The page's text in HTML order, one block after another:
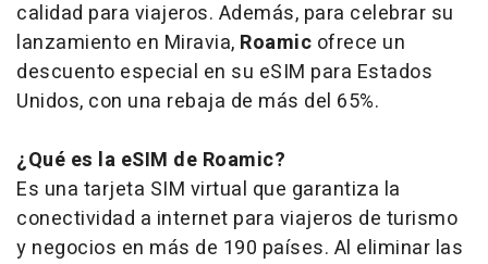
calidad para viajeros. Además, para celebrar su
lanzamiento en Miravia, Roamic ofrece un
descuento especial en su eSIM para Estados
Unidos, con una rebaja de más del 65%.
¿Qué es la eSIM de Roamic?
Es una tarjeta SIM virtual que garantiza la
conectividad a internet para viajeros de turismo
y negocios en más de 190 países. Al eliminar las